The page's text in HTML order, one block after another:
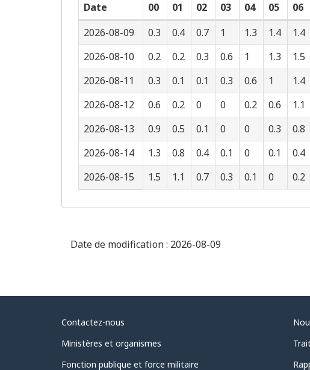
Date 00 01 02 03 04 05 06
2026-08-09
0.3 0.4 0.7 1 1.3 1.4 1.4
2026-08-10
0.2 0.2 0.3 0.6 1 1.3 1.5
2026-08-11
0.3 0.1 0.1 0.3 0.6 1 1.4
2026-08-12
0.6 0.2 0 0 0.2 0.6 1.1
2026-08-13
0.9 0.5 0.1 0 0 0.3 0.8
2026-08-14
1.3 0.8 0.4 0.1 0 0.1 0.4
2026-08-15
1.5 1.1 0.7 0.3 0.1 0 0.2
Date de modification : 2026-08-09
Au
sujet
du
Contactez-nous
Ministères et organismes
Fonction publique et force militaire